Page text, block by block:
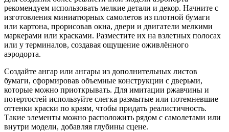
рекомендуем использовать мелкие детали и декор. Начните с
изготовления миниатюрных самолетов из плотной бумаги
или картона, прорисовав окна, двери и двигатели мелкими
маркерами или красками. Разместите их на взлетных полосах
или у терминалов, создавая ощущение оживлённого
аэродорта.
Создайте ангар или ангары из дополнительных листов
бумаги, сформировав объемные конструкции с дверьми,
которые можно приоткрывать. Для имитации ржавчины и
потертостей используйте слегка размытые или потемневшие
оттенки краски по краям, чтобы придать реалистичность.
Такие элементы можно расположить рядом с самолетами или
внутри модели, добавляя глубины сцене.